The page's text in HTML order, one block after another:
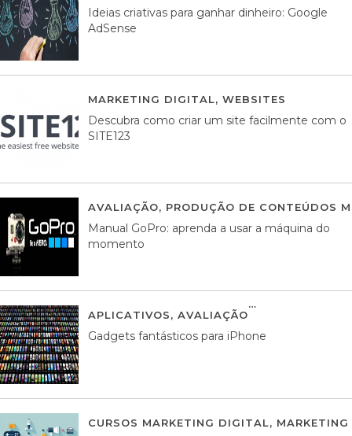
Ideias criativas para ganhar dinheiro: Google
AdSense
MARKETING DIGITAL, WEBSITES
Descubra como criar um site facilmente com o
SITE123
AVALIAÇÃO, PRODUÇÃO DE CONTEÚDOS
Manual GoPro: aprenda a usar a máquina do
momento
APLICATIVOS, AVALIAÇÃO
Gadgets fantásticos para iPhone
CURSOS MARKETING DIGITAL,